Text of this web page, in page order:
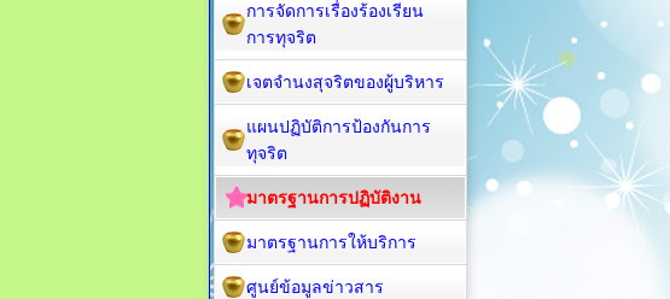
การจัดการเรื่องร้องเรียน
การทุจริต
เจตจำนงสุจริตของผู้บริหาร
แผนปฏิบัติการป้องกันการ
ทุจริต
มาตรฐานการปฏิบัติงาน
มาตรฐานการให้บริการ
ศูนย์ข้อมูลข่าวสาร